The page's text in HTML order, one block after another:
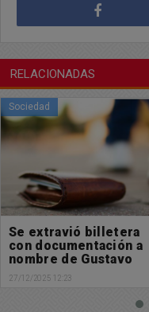
RELACIONADAS
Sociedad
Oportunidad: Se vende
Fiat Toro Volcano 4x4 a
muy buen precio
27/12/2025 09:43